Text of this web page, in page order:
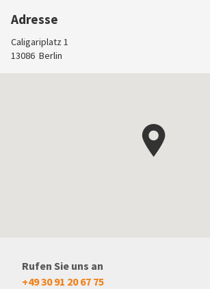
Adresse
Caligariplatz 1
13086 Berlin
Rufen Sie uns an
+49 30 91 20 67 75